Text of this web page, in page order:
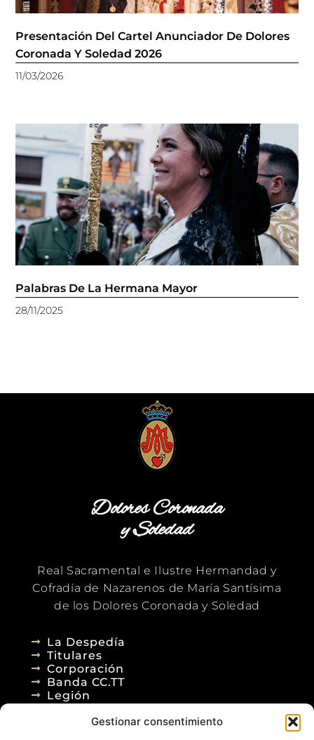
Gestionar consentimiento
Presentación Del Cartel Anunciador De Dolores
Coronada Y Soledad 2026
11/03/2026
Palabras De La Hermana Mayor
28/11/2025
Dolores Coronada
y Soledad
Real Sacramental e Ilustre Hermandad y
Cofradía de Nazarenos de María Santísima
de los Dolores Coronada y Soledad
La Despedía
Titulares
Corporación
Banda CC.TT
Legión
Agenda